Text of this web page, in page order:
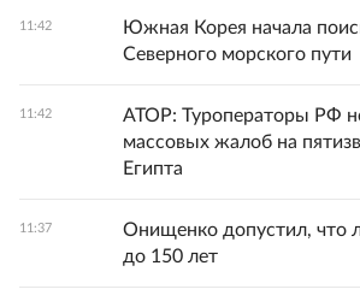
11:42
Южная Корея начала
Северного морского пути
11:42
АТОР: Туроператоры РФ
массовых жалоб на
Египта
11:37
Онищенко допустил, что
до 150 лет